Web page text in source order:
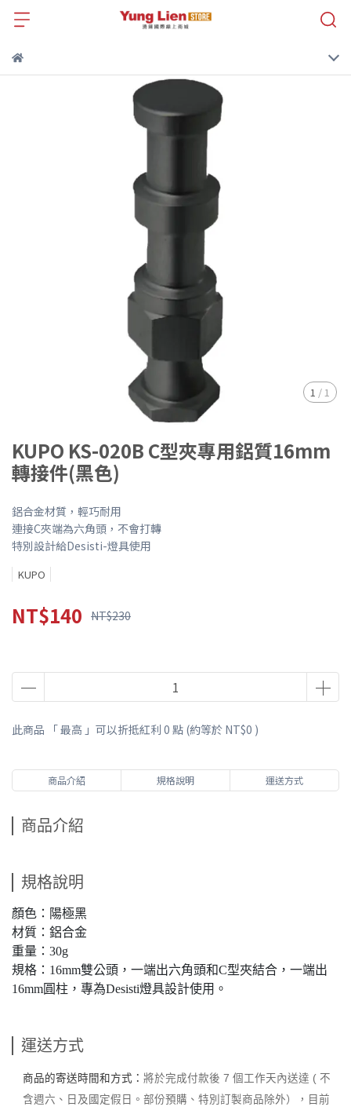
1 / 1
KUPO KS-020B C型夾專用鋁質16mm
轉接件(黑色)
鋁合金材質，輕巧耐用
連接C夾端為六角頭，不會打轉
特別設計給Desisti-燈具使用
KUPO
NT$140 NT$230
此商品 「 最高 」可以折抵紅利 0 點 (約等於 NT$0 )
商品介紹 規格說明 運送方式
商品介紹
規格說明
顏色：陽極黑
材質：鋁合金
重量：30g
規格：16mm雙公頭，一端出六角頭和C型夾結合，一端出
16mm圓柱，專為Desisti燈具設計使用。
運送方式
商品的寄送時間和方式： 將於完成付款後 7 個工作天內送達 ( 不
含週六、日及國定假日。部份預購、特別訂製商品除外），目前